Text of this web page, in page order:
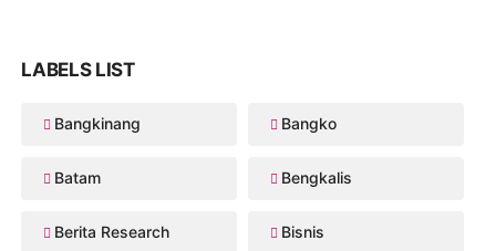
LABELS LIST
Bangkinang Bangko
Batam Bengkalis
Berita Research Bisnis